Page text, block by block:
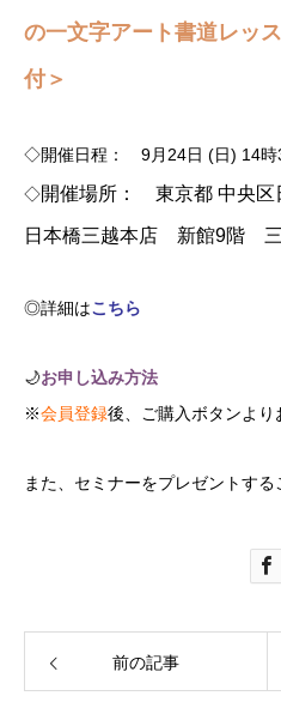
の一文字アート書道レッ
付＞
◇開催日程： 9月24日 (日) 14時
◇開催場所： 東京都 中央
日本橋三越本店 新館9階 三
◎詳細はこちら
🌙お申し込み方法
※会員登録後、ご購入ボタンより
また、セミナーをプレゼントする
前の記事